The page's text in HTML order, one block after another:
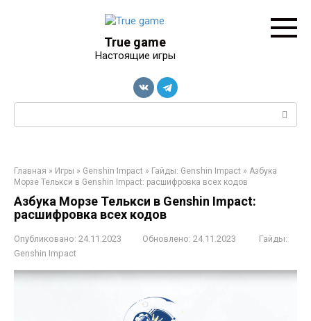
True game
Настоящие игры
Поиск:
Главная » Игры » Genshin Impact » Гайды: Genshin Impact » Азбука
Морзе Телькси в Genshin Impact: расшифровка всех кодов
Азбука Морзе Телькси в Genshin Impact:
расшифровка всех кодов
Опубликовано: 24.11.2023 Обновлено: 24.11.2023
Гайды:
Genshin Impact